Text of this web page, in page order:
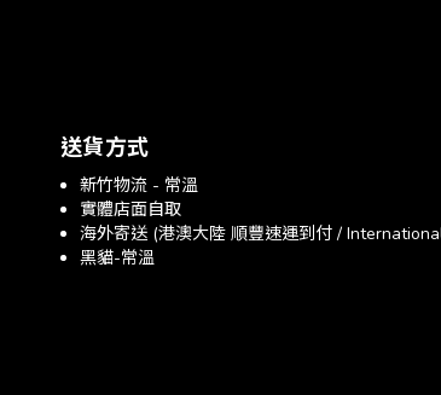
送貨方式
新竹物流 - 常溫
實體店面自取
海外寄送 (港澳大陸 順豐速運到付 /
黑貓-常溫